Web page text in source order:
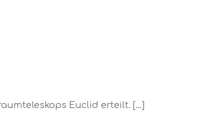
Euclid erteilt. […]